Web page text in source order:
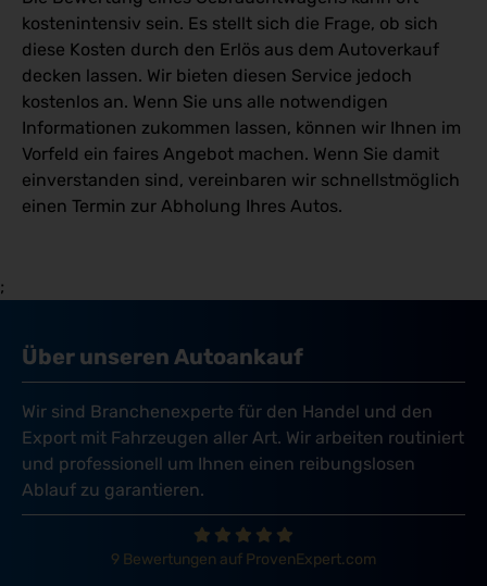
kostenintensiv sein. Es stellt sich die Frage, ob sich
diese Kosten durch den Erlös aus dem Autoverkauf
decken lassen. Wir bieten diesen Service jedoch
kostenlos an. Wenn Sie uns alle notwendigen
Informationen zukommen lassen, können wir Ihnen im
Vorfeld ein faires Angebot machen. Wenn Sie damit
einverstanden sind, vereinbaren wir schnellstmöglich
einen Termin zur Abholung Ihres Autos.
;
Über unseren Autoankauf
Wir sind Branchenexperte für den Handel und den
Export mit Fahrzeugen aller Art. Wir arbeiten routiniert
und professionell um Ihnen einen reibungslosen
Ablauf zu garantieren.
9 Bewertungen auf ProvenExpert.com